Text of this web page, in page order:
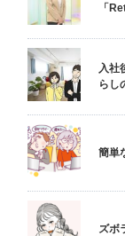
「
入社
らし
簡単
ズボ